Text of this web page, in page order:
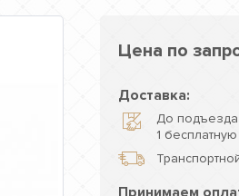
Цена по
Доставка:
До
1 бесплатную
Принимаем